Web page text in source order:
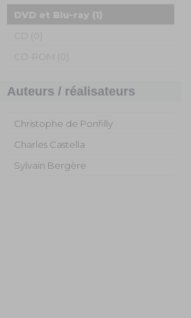
DVD et Blu-ray (1)
CD (0)
CD-ROM (0)
Auteurs / réalisateurs
Christophe de Ponfilly
Charles Castella
Sylvain Bergère